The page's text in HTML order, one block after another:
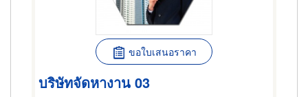
ขอใบเสนอราคา
บริษัทจัดหางาน 03